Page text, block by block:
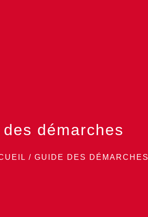
démarches
/ GUIDE DES DÉMARCHES